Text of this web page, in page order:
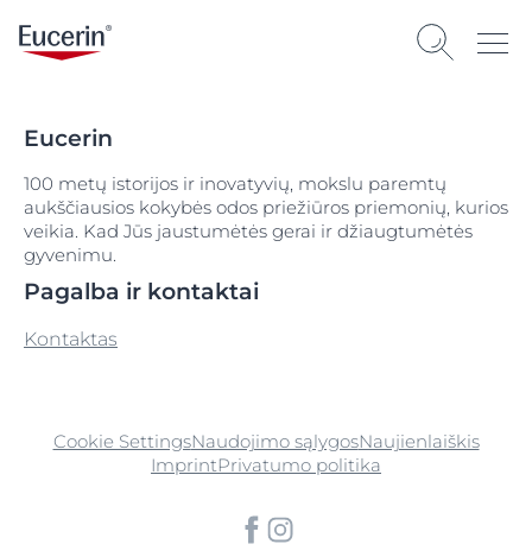
Eucerin
100 metų istorijos ir inovatyvių, mokslu paremtų
aukščiausios kokybės odos priežiūros priemonių, kurios
veikia. Kad Jūs jaustumėtės gerai ir džiaugtumėtės
gyvenimu.
Pagalba ir kontaktai
Kontaktas
Cookie SettingsNaudojimo sąlygosNaujienlaiškis
ImprintPrivatumo politika